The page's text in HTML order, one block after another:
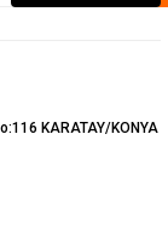
KARATAY/KONYA